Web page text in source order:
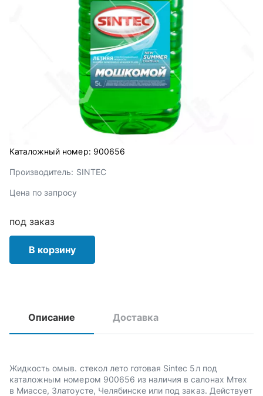
Каталожный номер: 900656
Производитель: SINTEC
Цена по запросу
под заказ
В корзину
Описание Доставка
Жидкость омыв. стекол лето готовая Sintec 5л под
каталожным номером 900656 из наличия в салонах Мтех
в Миассе, Златоусте, Челябинске или под заказ. Действует